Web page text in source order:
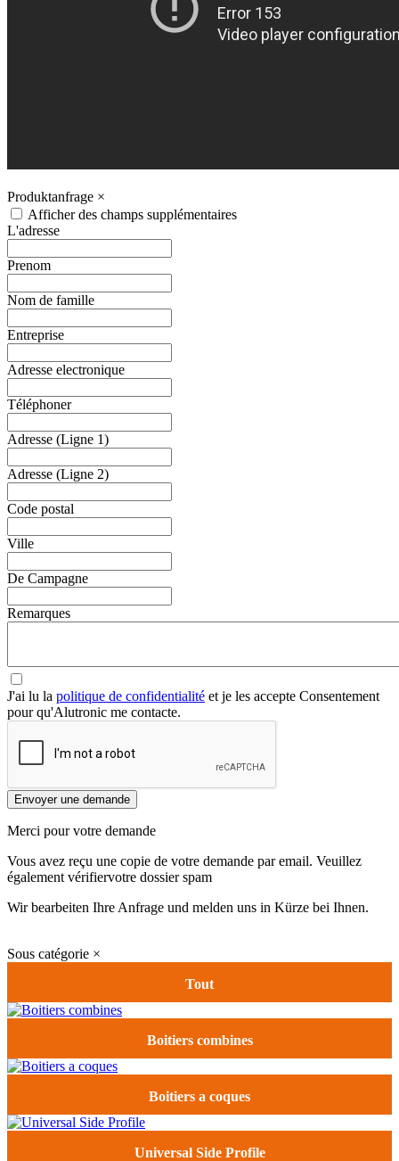
Produktanfrage ×
Afficher des champs supplémentaires
L'adresse
Prenom
Nom de famille
Entreprise
Adresse electronique
Téléphoner
Adresse (Ligne 1)
Adresse (Ligne 2)
Code postal
Ville
De Campagne
Remarques
J'ai lu la politique de confidentialité et je les accepte Consentement
pour qu'Alutronic me contacte.
Envoyer une demande
Merci pour votre demande
Vous avez reçu une copie de votre demande par email. Veuillez
également vérifiervotre dossier spam
Wir bearbeiten Ihre Anfrage und melden uns in Kürze bei Ihnen.
Sous catégorie ×
Tout
Boitiers combines
Boitiers a coques
Universal Side Profile